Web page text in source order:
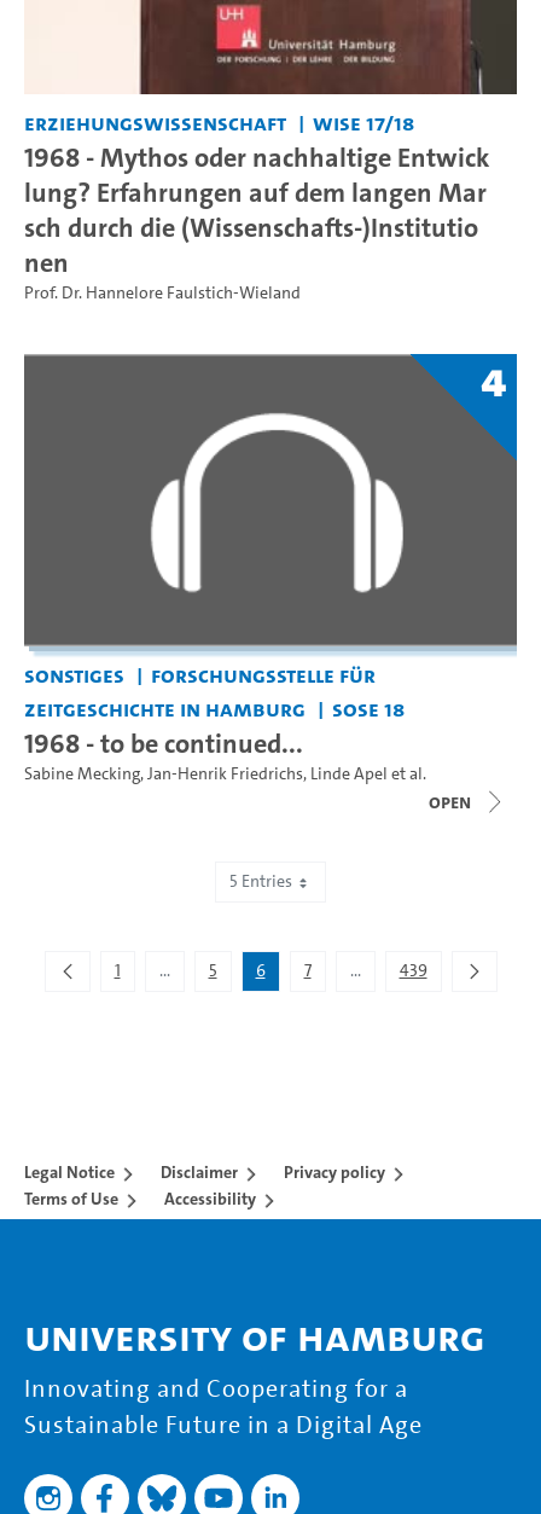
Erziehungswissenschaft WiSe 17/18
1968 - Mythos oder nachhaltige Entwick
lung? Erfahrungen auf dem langen Mar
sch durch die (Wissenschafts-)Institutio
nen
Prof. Dr. Hannelore Faulstich-Wieland
4
Sonstiges
Forschungsstelle für
Zeitgeschichte in Hamburg
SoSe 18
1968 - to be continued...
Sabine Mecking,Jan-Henrik Friedrichs, Linde Apel et al.
open
5 Entries
1 ...
Intermediate Pages Use TAB to navigate.
5 6 7 ...
Intermediate Pages Use
439
Legal Notice Disclaimer
Privacy policy
Terms of Use
Accessibility
University of Hamburg
Innovating and Cooperating for a
Sustainable Future in a Digital Age